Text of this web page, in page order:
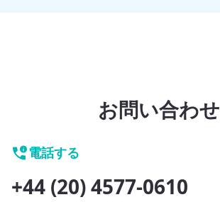
お問い合わせ
電話する
+44 (20) 4577-0610